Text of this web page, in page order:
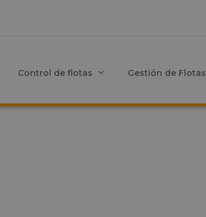
Control de flotas Gestión de Flotas